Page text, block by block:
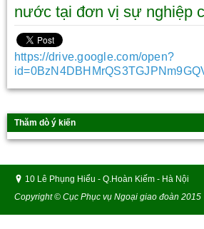
nước tại đơn vị sự nghiệp
https://drive.google.com/open?
Thăm dò ý kiến
10 Lê Phụng Hiểu - Q.Hoàn Kiếm - Hà Nội
Copyright © Cục Phục vụ Ngoại giao đoàn 2015